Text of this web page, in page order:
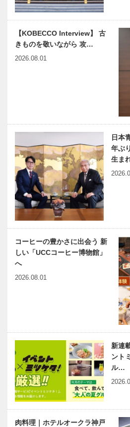
Vol.13
vol.18 ｜柳原
蛭子神社と湊
【KOBECCO Interview】 古
きものを敬いながら 攻…
2026.08.01
日本
年ぶ
生ま
コーヒーの豊かさに出会う 新
しい「UCCコーヒー博物館」
へ
2026.08.01
新連
ント
ル…
肉料理｜ホテルオークラ神戸